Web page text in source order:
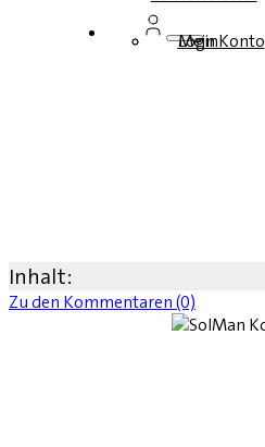
Login
Mein Konto
Inhalt:
Zu den Kommentaren (0)